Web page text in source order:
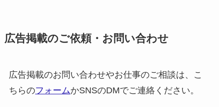
広告掲載のご依頼・お問い合わせ
広告掲載のお問い合わせやお仕事のご相談は、こ
ちらのフォームかSNSのDMでご連絡ください。